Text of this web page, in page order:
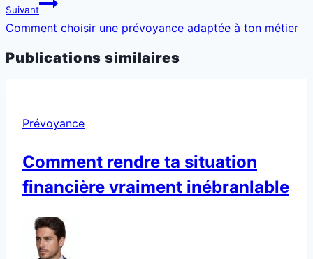
Suivant
Comment choisir une prévoyance adaptée à ton métier
Publications similaires
Prévoyance
Comment rendre ta situation
financière vraiment inébranlable